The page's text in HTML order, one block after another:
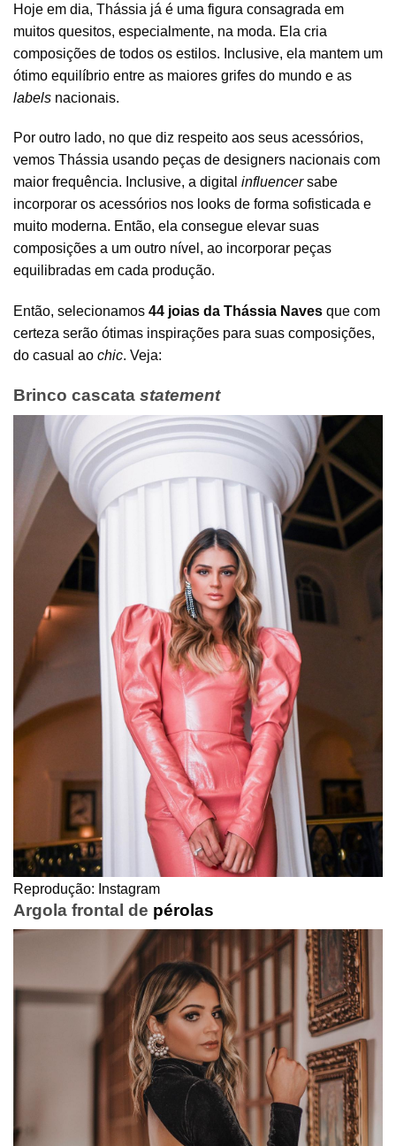
Hoje em dia, Thássia já é uma figura consagrada em
muitos quesitos, especialmente, na moda. Ela cria
composições de todos os estilos. Inclusive, ela mantem um
ótimo equilíbrio entre as maiores grifes do mundo e as
labels nacionais.
Por outro lado, no que diz respeito aos seus acessórios,
vemos Thássia usando peças de designers nacionais com
maior frequência. Inclusive, a digital influencersabe
incorporar os acessórios nos looks de forma sofisticada e
muito moderna. Então, ela consegue elevar suas
composições a um outro nível, ao incorporar peças
equilibradas em cada produção.
Então, selecionamos 44 joias da Thássia Naves que com
certeza serão ótimas inspirações para suas composições,
do casual ao chic. Veja:
Brinco cascata statement
Reprodução: Instagram
Argola frontal de pérolas